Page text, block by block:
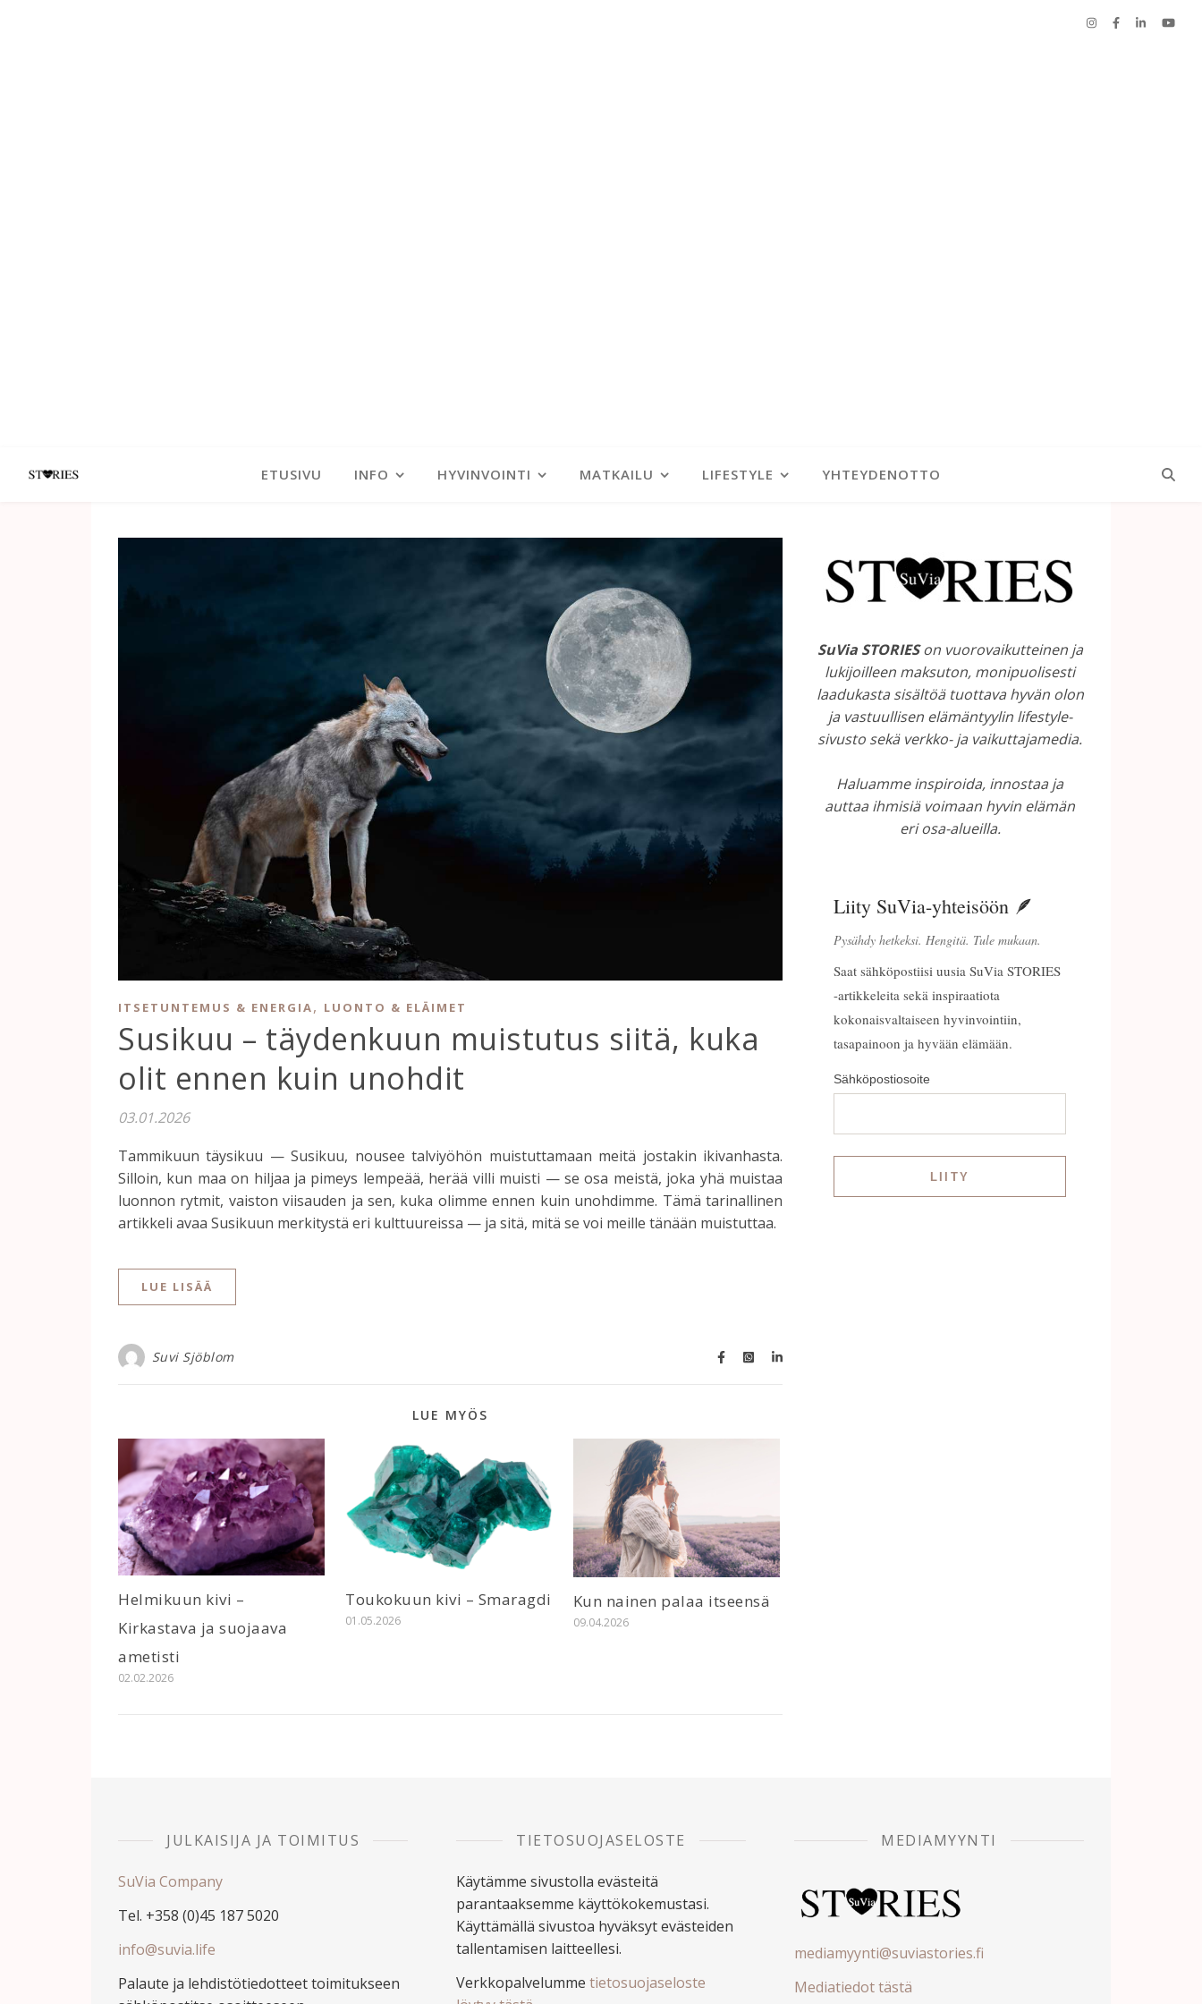
ETUSIVU INFO HYVINVOINTI MATKAILU LIFESTYLE YHTEYDENOTTO
ITSETUNTEMUS & ENERGIA, LUONTO & ELÄIMET
Susikuu – täydenkuun muistutus siitä, kuka
olit ennen kuin unohdit
03.01.2026
Tammikuun täysikuu — Susikuu, nousee talviyöhön muistuttamaan meitä jostakin ikivanhasta.
Silloin, kun maa on hiljaa ja pimeys lempeää, herää villi muisti — se osa meistä, joka yhä muistaa
luonnon rytmit, vaiston viisauden ja sen, kuka olimme ennen kuin unohdimme. Tämä tarinallinen
artikkeli avaa Susikuun merkitystä eri kulttuureissa — ja sitä, mitä se voi meille tänään muistuttaa.
LUE LISÄÄ
Suvi Sjöblom
LUE MYÖS
Helmikuun kivi –
Kirkastava ja suojaava
ametisti
02.02.2026
Toukokuun kivi – Smaragdi
01.05.2026
Kun nainen palaa itseensä
09.04.2026
SuVia STORIESon vuorovaikutteinen ja
lukijoilleen maksuton, monipuolisesti
laadukasta sisältöä tuottava hyvän olon
ja vastuullisen elämäntyylin lifestyle-
sivusto sekä verkko- ja vaikuttajamedia.
Haluamme inspiroida, innostaa ja
auttaa ihmisiä voimaan hyvin elämän
eri osa-alueilla.
Liity SuVia-yhteisöön 🪶
Pysähdy hetkeksi. Hengitä. Tule mukaan.
Saat sähköpostiisi uusia SuVia STORIES
-artikkeleita sekä inspiraatiota
kokonaisvaltaiseen hyvinvointiin,
tasapainoon ja hyvään elämään.
Sähköpostiosoite
JULKAISIJA JA TOIMITUS
SuVia Company
Tel. +358 (0)45 187 5020
info@suvia.life
Palaute ja lehdistötiedotteet toimitukseen
TIETOSUOJASELOSTE
Käytämme sivustolla evästeitä
parantaaksemme käyttökokemustasi.
Käyttämällä sivustoa hyväksyt evästeiden
tallentamisen laitteellesi.
Verkkopalvelumme tietosuojaseloste
MEDIAMYYNTI
mediamyynti@suviastories.fi
Mediatiedot tästä